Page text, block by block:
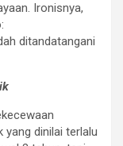
Ironisnya,
ditandatangani
dinilai terlalu